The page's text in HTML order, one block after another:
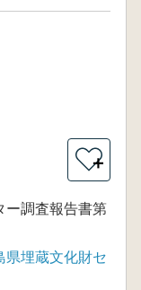
＋
ー調査報告書第
埋蔵文化財セ